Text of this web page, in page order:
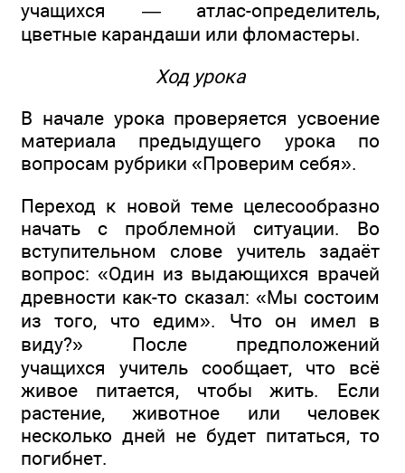
учащихся — атлас-определитель,
цветные карандаши или фломастеры.
Ход урока
В начале урока проверяется усвоение
материала предыдущего урока по
вопросам рубрики «Проверим себя».
Переход к новой теме целесообразно
начать с проблемной ситуации. Во
вступительном слове учитель задаёт
вопрос: «Один из выдающихся врачей
древности как-то сказал: «Мы состоим
из того, что едим». Что он имел в
виду?» После предположений
учащихся учитель сообщает, что всё
живое питается, чтобы жить. Если
растение, животное или человек
несколько дней не будет питаться, то
погибнет.